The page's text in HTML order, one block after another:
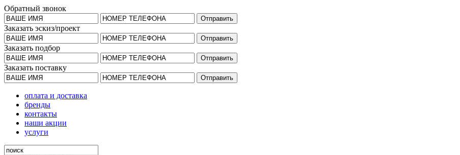
Обратный звонок
Заказать эскиз/проект
Заказать подбор
Заказать поставку
оплата и доставка
бренды
контакты
наши акции
услуги